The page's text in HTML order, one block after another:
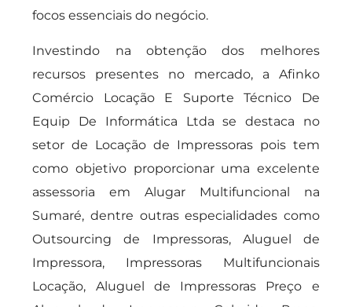
focos essenciais do negócio.
Investindo na obtenção dos melhores
recursos presentes no mercado, a Afinko
Comércio Locação E Suporte Técnico De
Equip De Informática Ltda se destaca no
setor de Locação de Impressoras pois tem
como objetivo proporcionar uma excelente
assessoria em Alugar Multifuncional na
Sumaré, dentre outras especialidades como
Outsourcing de Impressoras, Aluguel de
Impressora, Impressoras Multifuncionais
Locação, Aluguel de Impressoras Preço e